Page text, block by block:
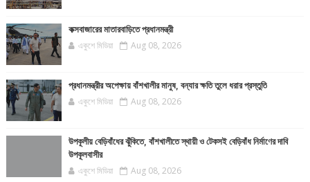
কক্সবাজারের মাতারবাড়িতে প্রধানমন্ত্রী
একুশে মিডিয়া Aug 08, 2026
প্রধানমন্ত্রীর অপেক্ষায় বাঁশখালীর মানুষ, বন্যার ক্ষতি তুলে ধরার প্রস্তুতি
একুশে মিডিয়া Aug 08, 2026
উপকূলীয় বেড়িবাঁধের ঝুঁকিতে, বাঁশখালীতে স্থায়ী ও টেকসই বেড়িবাঁধ নির্মাণের দাবি
উপকূলবাসীর
একুশে মিডিয়া Aug 08, 2026